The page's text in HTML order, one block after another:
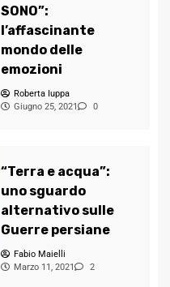
SONO”:
l’affascinante
mondo delle
emozioni
Roberta Iuppa
Giugno 25, 2021
0
“Terra e acqua”:
uno sguardo
alternativo sulle
Guerre persiane
Fabio Maielli
Marzo 11, 2021
2